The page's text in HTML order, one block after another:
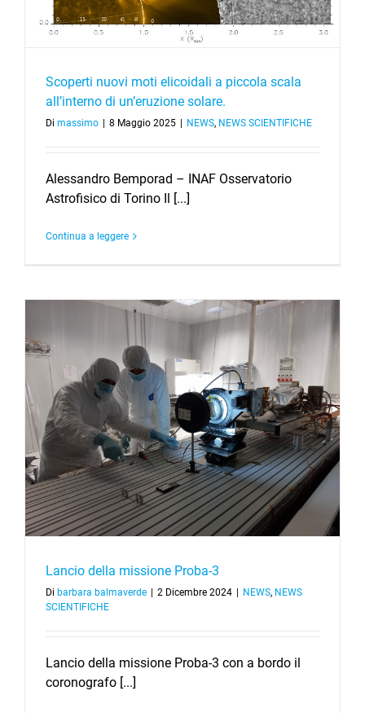
Scoperti nuovi moti elicoidali a piccola scala
all’interno di un’eruzione solare.
Di massimo 8 Maggio 2025 NEWS, NEWS SCIENTIFICHE
Alessandro Bemporad – INAF Osservatorio
Astrofisico di Torino Il [...]
Continua a leggere
Lancio della missione Proba-3
Di barbara balmaverde | 2 Dicembre 2024 | NEWS, NEWS
SCIENTIFICHE
Lancio della missione Proba-3 con a bordo il
coronografo [...]